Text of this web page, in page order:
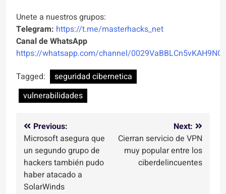
Unete a nuestros grupos:
Telegram: https://t.me/masterhacks_net
Canal de WhatsApp
https://whatsapp.com/channel/
Tagged:
seguridad cibernetica
vulnerabilidades
Navegación
de
entradas
Previous:
Microsoft asegura que
un segundo grupo de
hackers también pudo
haber atacado a
SolarWinds
Next:
Cierran servicio de VPN
muy popular entre los
ciberdelincuentes